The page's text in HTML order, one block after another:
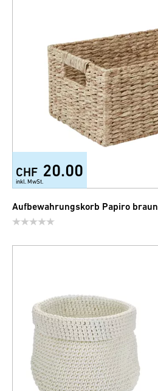
CHF 20.00
inkl. MwSt.
Aufbewahrungskorb Papiro braun